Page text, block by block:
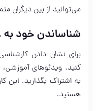
می‌توانید از بین دیگران
شناساندن خود
برای نشان دادن
کنید. ویدئوهای
به اشتراک بگذارید. این
هستید.